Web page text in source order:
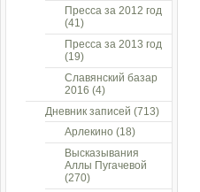
Пресса за 2012 год
(41)
Пресса за 2013 год
(19)
Славянский базар
2016 (4)
Дневник записей (713)
Арлекино (18)
Высказывания
Аллы Пугачевой
(270)